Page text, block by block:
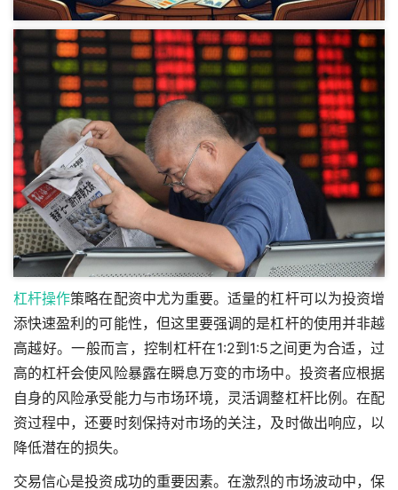
杠杆操作策略在配资中尤为重要。适量的杠杆可以为投资增
添快速盈利的可能性，但这里要强调的是杠杆的使用并非越
高越好。一般而言，控制杠杆在1:2到1:5之间更为合适，过
高的杠杆会使风险暴露在瞬息万变的市场中。投资者应根据
自身的风险承受能力与市场环境，灵活调整杠杆比例。在配
资过程中，还要时刻保持对市场的关注，及时做出响应，以
降低潜在的损失。
交易信心是投资成功的重要因素。在激烈的市场波动中，保